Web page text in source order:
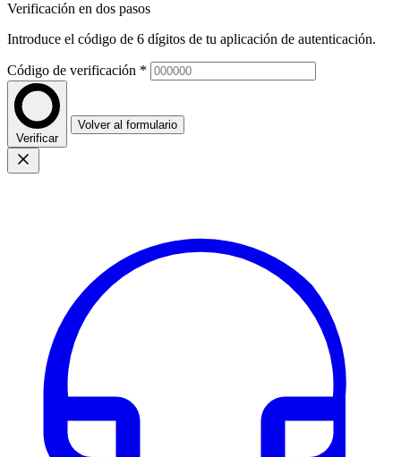
Verificación en dos pasos
Introduce el código de 6 dígitos de tu aplicación de autenticación.
Código de verificación *
Verificar
Volver al formulario